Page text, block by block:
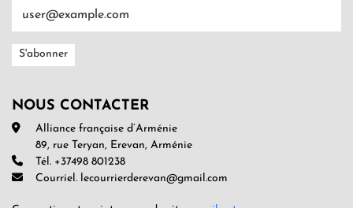
NOUS CONTACTER
Alliance française d’Arménie
89, rue Teryan, Erevan, Arménie
Tél. +37498 801238
Courriel. lecourrierderevan@gmail.com